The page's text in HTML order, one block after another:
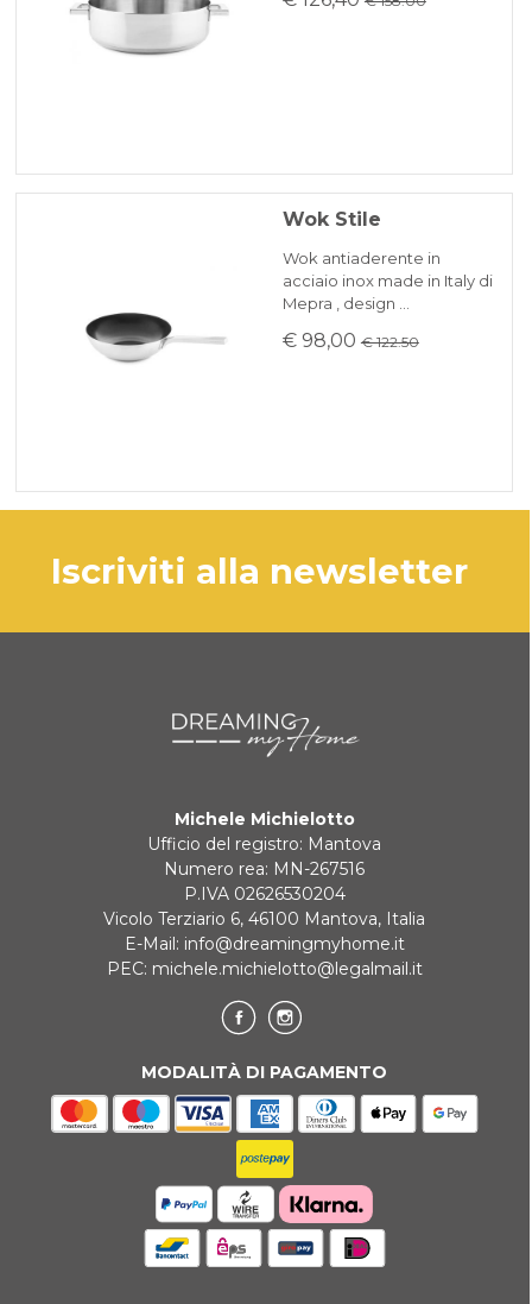
Wok Stile
Wok antiaderente in
acciaio inox made in Italy di
Mepra , design …
€ 98,00 € 122.50
iscriviti alla newsletter
Michele Michielotto
Ufficio del registro: Mantova
Numero rea: MN-267516
P.IVA 02626530204
Vicolo Terziario 6, 46100 Mantova, Italia
E-Mail: info@dreamingmyhome.it
PEC: michele.michielotto@legalmail.it
MODALITÀ DI PAGAMENTO